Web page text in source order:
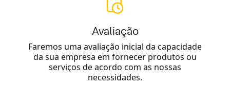
Avaliação
Faremos uma avaliação inicial da capacidade
da sua empresa em fornecer produtos ou
serviços de acordo com as nossas
necessidades.